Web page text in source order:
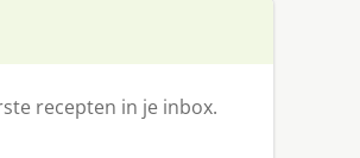
recepten in je inbox.